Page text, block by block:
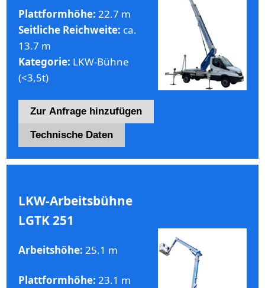
Plattformhöhe: 22.7 m
Seitliche Reichweite: ca.
13.7 m
Kategorie: LKW-Bühne
(<3,5t)
Zur Anfrage hinzufügen
Technische Daten
LKW-Arbeitsbühne
LGTK 251
Arbeitshöhe: 25.1 m
Plattformhöhe: 23.1 m